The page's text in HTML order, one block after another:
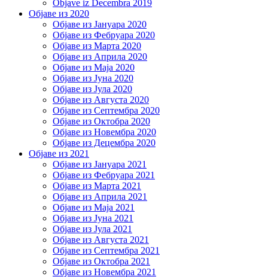
Objave iz Decembra 2019
Објаве из 2020
Објаве из Јануара 2020
Објаве из Фебруара 2020
Објаве из Марта 2020
Објаве из Априла 2020
Објаве из Маја 2020
Објаве из Јуна 2020
Објаве из Јула 2020
Објаве из Августа 2020
Објаве из Септембра 2020
Објаве из Октобра 2020
Објаве из Новембра 2020
Објаве из Децембра 2020
Објаве из 2021
Објаве из Јануара 2021
Објаве из Фебруара 2021
Објаве из Марта 2021
Објаве из Априла 2021
Објаве из Маја 2021
Објаве из Јуна 2021
Објаве из Јула 2021
Објаве из Августа 2021
Објаве из Септембра 2021
Објаве из Октобра 2021
Објаве из Новембра 2021